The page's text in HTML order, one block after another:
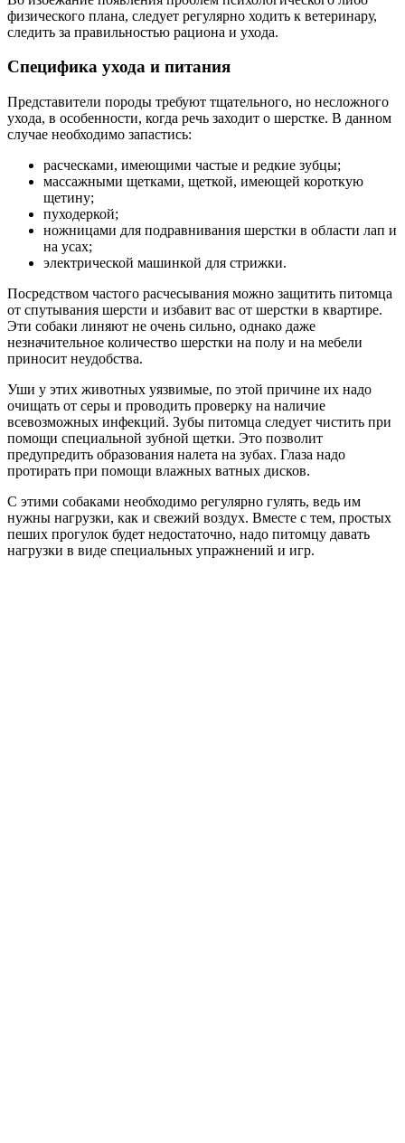
физического плана, следует регулярно ходить к ветеринару,
следить за правильностью рациона и ухода.
Специфика ухода и питания
Представители породы требуют тщательного, но несложного
ухода, в особенности, когда речь заходит о шерстке. В данном
случае необходимо запастись:
расческами, имеющими частые и редкие зубцы;
массажными щетками, щеткой, имеющей короткую
щетину;
пуходеркой;
ножницами для подравнивания шерстки в области лап и
на усах;
электрической машинкой для стрижки.
Посредством частого расчесывания можно защитить питомца
от спутывания шерсти и избавит вас от шерстки в квартире.
Эти собаки линяют не очень сильно, однако даже
незначительное количество шерстки на полу и на мебели
приносит неудобства.
Уши у этих животных уязвимые, по этой причине их надо
очищать от серы и проводить проверку на наличие
всевозможных инфекций. Зубы питомца следует чистить при
помощи специальной зубной щетки. Это позволит
предупредить образования налета на зубах. Глаза надо
протирать при помощи влажных ватных дисков.
С этими собаками необходимо регулярно гулять, ведь им
нужны нагрузки, как и свежий воздух. Вместе с тем, простых
пеших прогулок будет недостаточно, надо питомцу давать
нагрузки в виде специальных упражнений и игр.